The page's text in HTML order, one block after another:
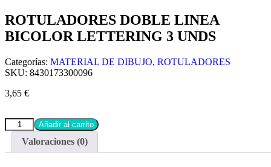
ROTULADORES DOBLE LINEA
BICOLOR LETTERING 3 UNDS
Categorías: MATERIAL DE DIBUJO, ROTULADORES
SKU: 8430173300096
3,65 €
Añadir al carrito
Valoraciones (0)